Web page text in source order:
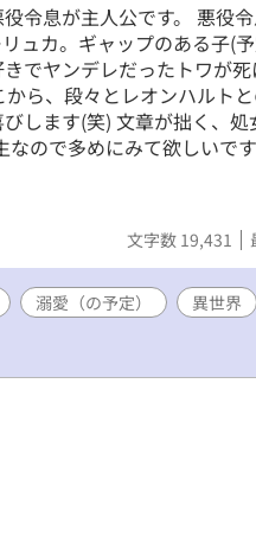
令息が主人公です。 悪役
ュカ。ギャップのある子(
でヤンデレだったトワが
から、段々とレオンハルト
します(笑) 文章が拙く、
なので多めにみて欲しいで
文字数 19,431
溺愛（の予定） 異世界